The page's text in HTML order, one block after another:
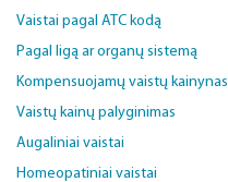
Vaistai pagal ATC kodą
Pagal ligą ar organų sistemą
Kompensuojamų vaistų kainynas
Vaistų kainų palyginimas
Augaliniai vaistai
Homeopatiniai vaistai